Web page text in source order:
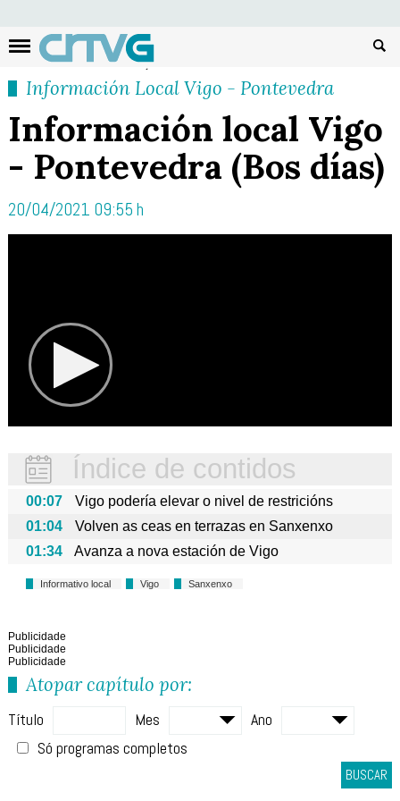
Información Local Vigo - Pontevedra
Información local Vigo
- Pontevedra (Bos días)
20/04/2021 09:55 h
Índice de contidos
00:07
Vigo podería elevar o nivel de restricións
01:04
Volven as ceas en terrazas en Sanxenxo
01:34
Avanza a nova estación de Vigo
Informativo local Vigo Sanxenxo
Publicidade
Publicidade
Publicidade
Atopar capítulo por:
Título Mes
Ano
Só programas completos
BUSCAR